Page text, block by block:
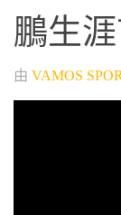
鵬生
由 VAMOS